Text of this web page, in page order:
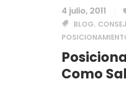
4 julio, 2011
BLOG,
Como